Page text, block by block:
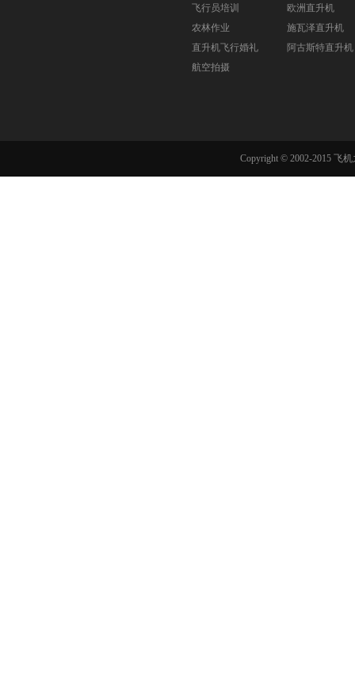
飞行员培训
农林作业
直升机飞行婚礼
航空拍摄
欧洲直升机
施瓦泽直升机
阿古斯特直升机
Copyright © 2002-2015 飞